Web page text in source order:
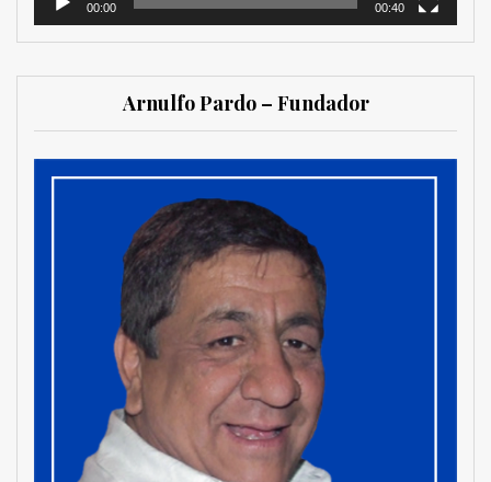
00:00 00:40
Arnulfo Pardo – Fundador